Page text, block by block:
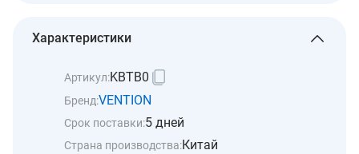
Характеристики
Артикул:KBTB0
Бренд:VENTION
Срок поставки:5 дней
Страна производства:Китай